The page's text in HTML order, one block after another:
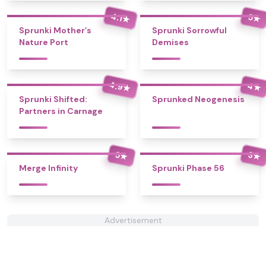
4.1★
Sprunki Mother’s
Nature Port
5★
Sprunki Sorrowful
Demises
4.9★
Sprunki Shifted:
Partners in Carnage
4★
Sprunked Neogenesis
5★
Merge Infinity
3★
Sprunki Phase 56
Advertisement